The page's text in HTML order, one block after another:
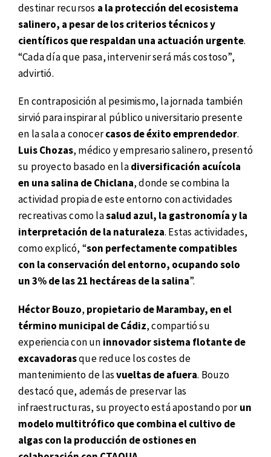
destinar recursos a la protección del ecosistema
salinero, a pesar de los criterios técnicos y
científicos que respaldan una actuación urgente.
“Cada día que pasa, intervenir será más costoso”,
advirtió.
En contraposición al pesimismo, la jornada también
sirvió para inspirar al público universitario presente
en la sala a conocercasos de éxito emprendedor.
Luis Chozas, médico y empresario salinero, presentó
su proyecto basado en ladiversificación acuícola
en una salina de Chiclana, donde se combina la
actividad propia de este entorno con actividades
recreativas como lasalud azul, la gastronomía y la
interpretación de la naturaleza. Estas actividades,
como explicó, “son perfectamente compatibles
con la conservación del entorno, ocupando solo
un 3% de las 21 hectáreas de la salina”.
Héctor Bouzo, propietario de Marambay, en el
término municipal de Cádiz, compartió su
experiencia con un innovador sistema flotante de
excavadorasque reduce los costes de
mantenimiento de lasvueltas de afuera. Bouzo
destacó que, además de preservar las
infraestructuras, su proyecto está apostando porun
modelo multitrófico que combina el cultivo de
algas con la producción de ostiones en